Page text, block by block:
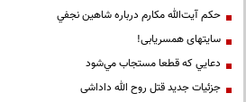
حكم آيت‌الله مكارم درباره شاهين نجفي
سایتهای همسریابی!
دعايي كه قطعا مستجاب مي‌شود
جزئیات جدید قتل روح الله داداشی